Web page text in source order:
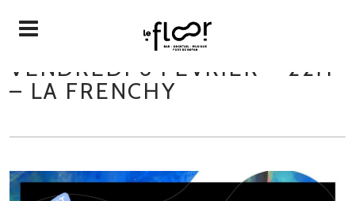
VENDREDI 6 FÉVRIER – 22H
– LA FRENCHY